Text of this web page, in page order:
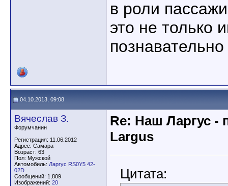
в роли
это не только
познавательно
04.10.2013, 09:08
Вячеслав З.
Форумчанин
Регистрация: 11.06.2012
Адрес: Самара
Возраст: 63
Пол: Мужской
Автомобиль: Ларгус RS0Y5 42-
02D
Сообщений: 1,809
Изображений: 20
Re: Наш Ларгус -
Largus
Цитата: